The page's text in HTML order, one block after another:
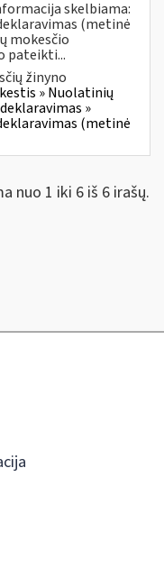
skelbiama:
(metinė
mokesčio
pateikti...
žinyno
» Nuolatinių
»
(metinė
nuo 1 iki 6 iš 6 irašų.